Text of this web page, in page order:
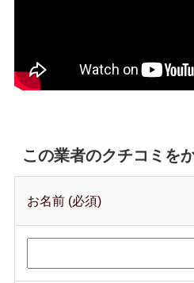
この業者のクチコミを
お名前 (必須)